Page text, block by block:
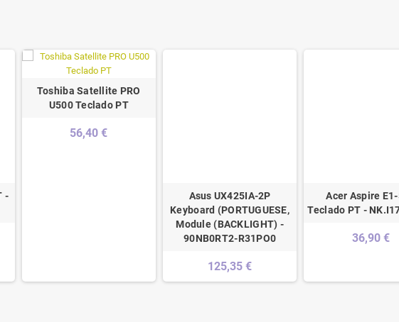
-
Toshiba Satellite PRO
U500 Teclado PT
56,40 €
Asus UX425IA-2P
Keyboard (PORTUGUESE,
Module (BACKLIGHT) -
90NB0RT2-R31PO0
125,35 €
Acer Aspire
Teclado PT -
36,90 €